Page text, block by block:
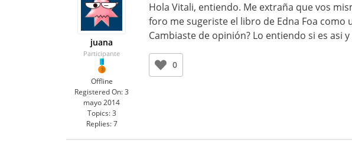
juana
Participante
Offline
Registered On:3
mayo 2014
Topics: 3
Replies: 7
Hola Vitali, entiendo. Me extraña que vos
foro me sugeriste el libro de Edna Foa
Cambiaste de opinión? Lo entiendo si es asi
0